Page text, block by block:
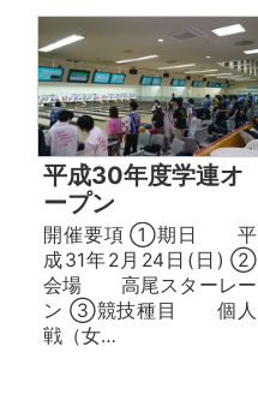
平成30年度学連オ
ープン
開催要項 ①期日 平
成31年2月24日(日) ②
会場 高尾スターレー
ン ③競技種目 個人
戦（女…